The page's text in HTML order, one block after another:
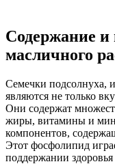
Содержание и
масличного
Семечки подсолнуха,
являются не только
Они содержат
жиры, витамины и
компонентов,
Этот фосфолипид
поддержании здоровья